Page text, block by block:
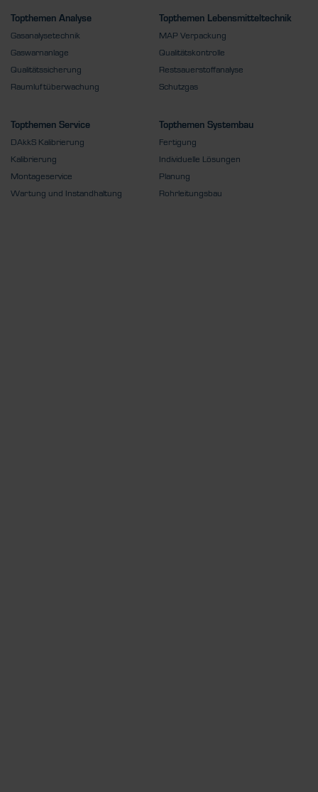
Topthemen Analyse
Gasanalysetechnik
Gaswarnanlage
Qualitätssicherung
Raumluftüberwachung
Topthemen Lebensmitteltechnik
MAP Verpackung
Qualitätskontrolle
Restsauerstoffanalyse
Schutzgas
Topthemen Service
DAkkS Kalibrierung
Kalibrierung
Montageservice
Wartung und Instandhaltung
Topthemen Systembau
Fertigung
Individuelle Lösungen
Planung
Rohrleitungsbau